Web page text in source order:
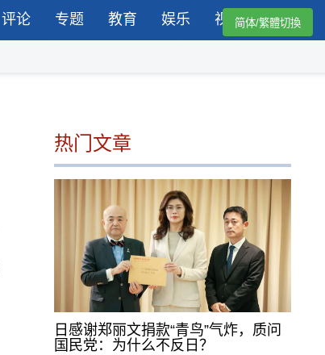
评论 专题 教育 娱乐 视频简体/繁體切換
热门文章
日感谢郑丽文捐款“青鸟”气炸，质问
国民党：为什么不反日？